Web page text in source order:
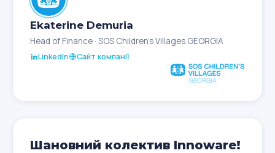
reliable and professional partner. Your team
successfully delivered the integration of
Microsoft Dynamics 365 Finance & Operations
with the Revenue Service of Georgia, and
supported us with valuable report
customizations tailored to our needs.
We also greatly appreciate our ongoing
collaboration with you on the Microsoft
which continues to strengthen our partnership.
Ekaterine Demuria
Head of Finance · SOS Children's Villages GEORGIA
LinkedIn Сайт компанії
Шановний колектив Innoware!